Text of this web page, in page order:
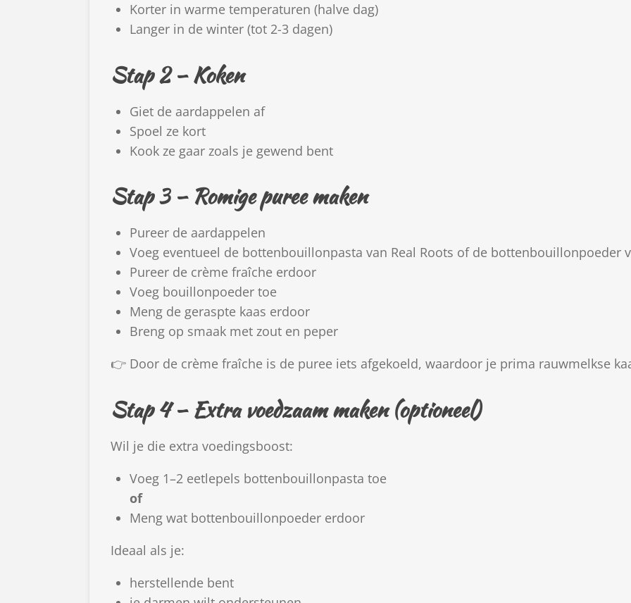
Korter in warme temperaturen (halve dag)
Langer in de winter (tot 2-3 dagen)
Stap 2 – Koken
Giet de aardappelen af
Spoel ze kort
Kook ze gaar zoals je gewend bent
Stap 3 – Romige puree maken
Pureer de aardappelen
Voeg eventueel de bottenbouillonpasta van Real Roots of de bottenbouillonpoeder
Pureer de crème fraîche erdoor
Voeg bouillonpoeder toe
Meng de geraspte kaas erdoor
Breng op smaak met zout en peper
👉 Door de crème fraîche is de puree iets afgekoeld, waardoor je prima rauwmelkse
Stap 4 – Extra voedzaam maken (optioneel)
Wil je die extra voedingsboost:
Voeg 1–2 eetlepels bottenbouillonpasta toe
of
Meng wat bottenbouillonpoeder erdoor
Ideaal als je:
herstellende bent